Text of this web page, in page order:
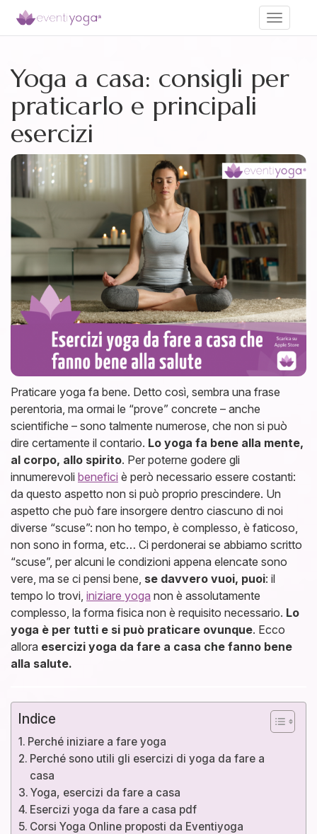
Toggle
Yoga a casa: consigli per
praticarlo e principali
esercizi
Praticare yoga fa bene. Detto così, sembra una frase
perentoria, ma ormai le “prove” concrete – anche
scientifiche – sono talmente numerose, che non si può
dire certamente il contario. Lo yoga fa bene alla mente,
al corpo, allo spirito. Per poterne godere gli
innumerevoli benefici è però necessario essere costanti:
da questo aspetto non si può proprio prescindere. Un
aspetto che può fare insorgere dentro ciascuno di noi
diverse “scuse”: non ho tempo, è complesso, è faticoso,
non sono in forma, etc… Ci perdonerai se abbiamo scritto
“scuse”, per alcuni le condizioni appena elencate sono
vere, ma se ci pensi bene, se davvero vuoi, puoi: il
tempo lo trovi, iniziare yoga non è assolutamente
complesso, la forma fisica non è requisito necessario. Lo
yoga è per tutti e si può praticare ovunque. Ecco
allora esercizi yoga da fare a casa che fanno bene
alla salute.
Indice
Perché iniziare a fare yoga
Perché sono utili gli esercizi di yoga da fare a
casa
Yoga, esercizi da fare a casa
Esercizi yoga da fare a casa pdf
Corsi Yoga Online proposti da Eventiyoga